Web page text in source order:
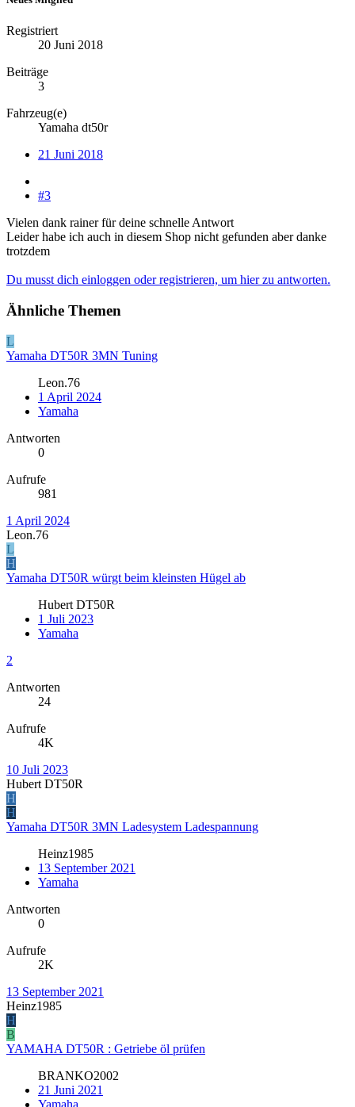
Registriert
20 Juni 2018
Beiträge
3
Fahrzeug(e)
Yamaha dt50r
21 Juni 2018
#3
Vielen dank rainer für deine schnelle Antwort
Leider habe ich auch in diesem Shop nicht gefunden aber danke
trotzdem
Du musst dich einloggen oder registrieren, um hier zu antworten.
Ähnliche Themen
L
Yamaha DT50R 3MN Tuning
Leon.76
1 April 2024
Yamaha
Antworten
0
Aufrufe
981
1 April 2024
Leon.76
L
H
Yamaha DT50R würgt beim kleinsten Hügel ab
Hubert DT50R
1 Juli 2023
Yamaha
2
Antworten
24
Aufrufe
4K
10 Juli 2023
Hubert DT50R
H
H
Yamaha DT50R 3MN Ladesystem Ladespannung
Heinz1985
13 September 2021
Yamaha
Antworten
0
Aufrufe
2K
13 September 2021
Heinz1985
H
B
YAMAHA DT50R : Getriebe öl prüfen
BRANKO2002
21 Juni 2021
Yamaha